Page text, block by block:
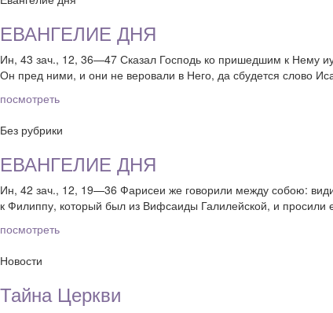
ЕВАНГЕЛИЕ ДНЯ
Ин, 43 зач., 12, 36—47 Сказал Господь ко пришедшим к Нему
Он пред ними, и они не веровали в Него, да сбудется слово
посмотреть
Без рубрики
ЕВАНГЕЛИЕ ДНЯ
Ин, 42 зач., 12, 19—36 Фарисеи же говорили между собою:
к Филиппу, который был из Вифсаиды Галилейской, и просили
посмотреть
Новости
Тайна Церкви